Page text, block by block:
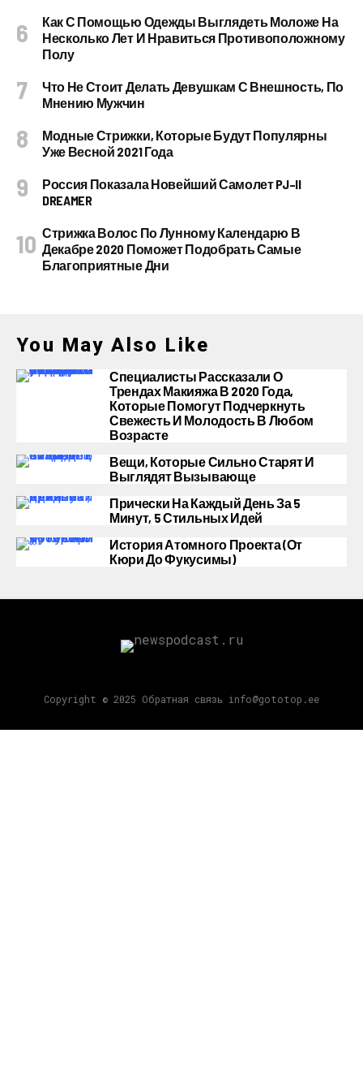
Как С Помощью Одежды Выглядеть Моложе На
Несколько Лет И Нравиться Противоположному
Полу
Что Не Стоит Делать Девушкам С Внешность, По
Мнению Мужчин
Модные Стрижки, Которые Будут Популярны
Уже Весной 2021 Года
Россия Показала Новейший Самолет PJ–II
DREAMER
Стрижка Волос По Лунному Календарю В
Декабре 2020 Поможет Подобрать Самые
Благоприятные Дни
You May Also Like
Специалисты Рассказали О
Трендах Макияжа В 2020 Года,
Которые Помогут Подчеркнуть
Свежесть И Молодость В Любом
Возрасте
Вещи, Которые Сильно Старят И
Выглядят Вызывающе
Прически На Каждый День За 5
Минут, 5 Стильных Идей
История Атомного Проекта (от
Кюри До Фукусимы)
Copyright © 2025 Обратная связь info@gototop.ee